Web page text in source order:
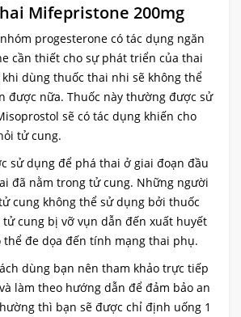
Mifepristone 200mg
progesterone có tác dụng ngăn
cần thiết cho sự phát triển của thai
dùng thuốc thai nhi sẽ không thể
được nữa. Thuốc này thường được sử
sẽ có tác dụng khiến cho
tử cung.
sử dụng để phá thai ở giai đoạn đầu
đã nằm trong tử cung. Những người
cung không thể sử dụng bởi thuốc
cung bị vỡ vụn dẫn đến xuất huyết
thể đe dọa đến tính mạng thai phụ.
dùng bạn nên tham khảo trực tiếp
làm theo hướng dẫn để đảm bảo an
thì bạn sẽ được chỉ định uống 1